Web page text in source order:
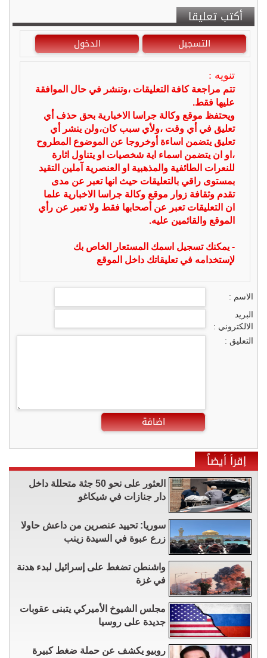
أكتب تعليقا
التسجيل الدخول
تنويه :
تتم مراجعة كافة التعليقات ،وتنشر في حال الموافقة
عليها فقط.
ويحتفظ موقع وكالة جراسا الاخبارية بحق حذف أي
تعليق في أي وقت ،ولأي سبب كان،ولن ينشر أي
تعليق يتضمن اساءة أوخروجا عن الموضوع المطروح
،او ان يتضمن اسماء اية شخصيات او يتناول اثارة
للنعرات الطائفية والمذهبية او العنصرية آملين التقيد
بمستوى راقي بالتعليقات حيث انها تعبر عن مدى
تقدم وثقافة زوار موقع وكالة جراسا الاخبارية علما
ان التعليقات تعبر عن أصحابها فقط ولا تعبر عن رأي
الموقع والقائمين عليه.
- يمكنك تسجيل اسمك المستعار الخاص بك
لإستخدامه في تعليقاتك داخل الموقع
الاسم :
البريد
الالكتروني :
التعليق :
اضافة
إقرأ أيضاً
العثور على نحو 50 جثة متحللة داخل
دار جنازات في شيكاغو
سوريا: تحييد عنصرين من داعش حاولا
زرع عبوة في السيدة زينب
واشنطن تضغط على إسرائيل لبدء هدنة
في غزة
مجلس الشيوخ الأميركي يتبنى عقوبات
جديدة على روسيا
روبيو يكشف عن حملة ضغط كبيرة